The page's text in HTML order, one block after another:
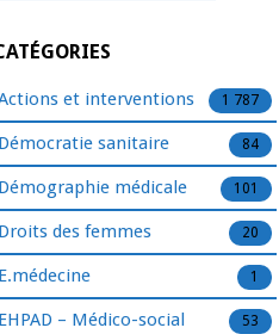
et interventions 1 787
Démocratie sanitaire 84
Démographie médicale 101
Droits des femmes 20
E.médecine 1
EHPAD – Médico-social 53